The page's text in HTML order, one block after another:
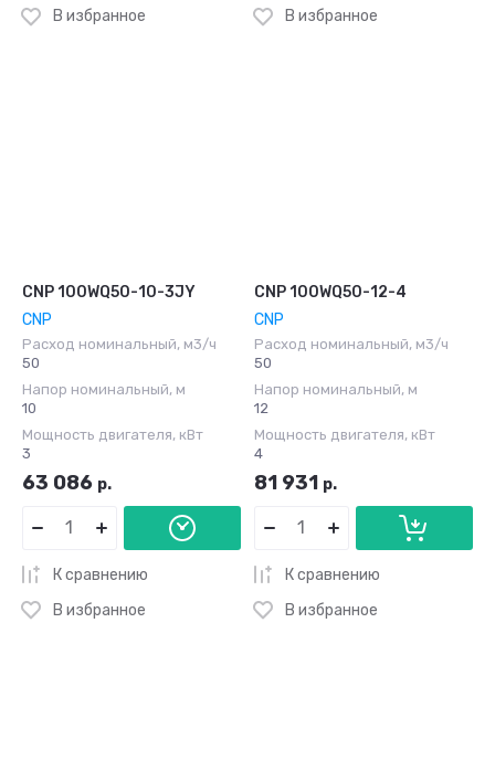
В избранное
В избранное
CNP 100WQ50-10-3JY
CNP
Расход номинальный, м3/ч
50
Напор номинальный, м
10
Мощность двигателя, кВт
3
63 086 р.
К сравнению
В избранное
CNP 100WQ50-12-4
CNP
Расход номинальный, м3/ч
50
Напор номинальный, м
12
Мощность двигателя, кВт
4
81 931 р.
К сравнению
В избранное